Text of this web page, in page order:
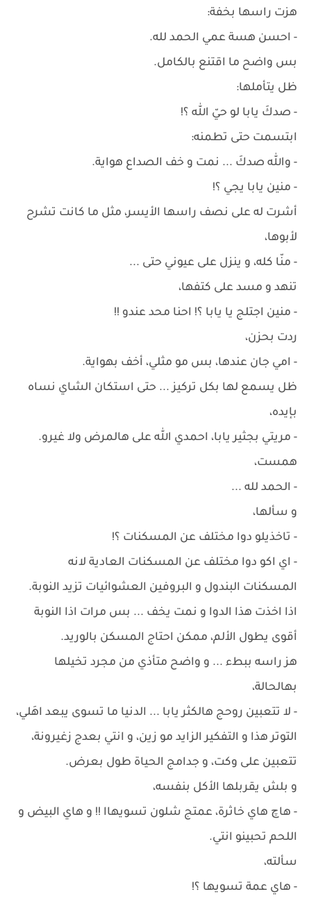
هزت راسها بخفة:
- احسن هسة عمي الحمد لله.
بس واضح ما اقتنع بالكامل.
ظل يتأملها:
- صدكَ يابا لو حيّ الله ؟!
ابتسمت حتى تطمنه:
- والله صدكَ ... نمت و خف الصداع هواية.
- منين يابا يجي ؟!
أشرت له على نصف راسها الأيسر، مثل ما كانت تشرح
لأبوها،
- منّا كله، و ينزل على عيوني حتى ...
تنهد و مسد على كتفها،
- منين اجتلج يا يابا ؟! احنا محد عندو !!
ردت بحزن،
- امي جان عندها، بس مو مثلي، أخف بهواية.
ظل يسمع لها بكل تركيز ... حتى استكان الشاي نساه
بإيده،
- مريتي بجثير يابا، احمدي الله على هالمرض ولا غيرو.
همست،
- الحمد لله ...
و سألها،
- تاخذيلو دوا مختلف عن المسكنات ؟!
- اي اكو دوا مختلف عن المسكنات العادية لانه
المسكنات البندول و البروفين العشوائيات تزيد النوبة.
اذا اخذت هذا الدوا و نمت يخف ... بس مرات اذا النوبة
أقوى يطول الألم، ممكن احتاج المسكن بالوريد.
هز راسه ببطء ... و واضح متأذي من مجرد تخيلها
بهالحالة،
- لا تتعبين روحج هالكثر يابا ... الدنيا ما تسوى يبعد اهَلي،
التوتر هذا و التفكير الزايد مو زين، و انتي بعدج زغيرونة،
تتعبين على وكت، و جدامج الحياة طول بعرض.
و بلش يقربلها الأكل بنفسه،
- هاچ هاي خاثرة، عمتج شلون تسويهاا !! و هاي البيض و
اللحم تحبينو انتي.
سألته،
- هاي عمة تسويها ؟!